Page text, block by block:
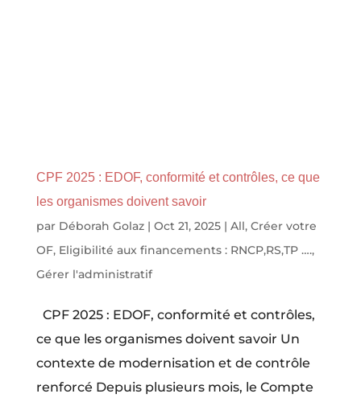
CPF 2025 : EDOF, conformité et contrôles, ce que
les organismes doivent savoir
par Déborah Golaz| Oct 21, 2025| All, Créer votre
OF, Eligibilité aux financements : RNCP,RS,TP ….,
Gérer l'administratif
CPF 2025 : EDOF, conformité et contrôles,
ce que les organismes doivent savoir Un
contexte de modernisation et de contrôle
renforcé Depuis plusieurs mois, le Compte